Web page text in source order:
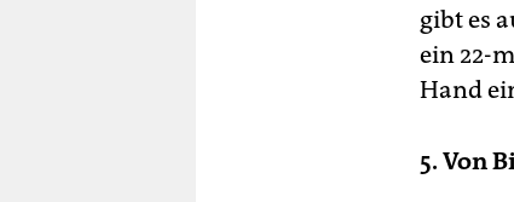
gibt es
ein 22-
Hand
5. Von